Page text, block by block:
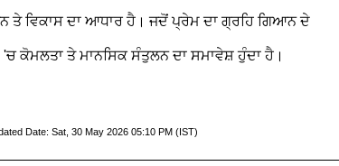
ਵਿਕਾਸ ਦਾ ਆਧਾਰ ਹੈ। ਜਦੋਂ ਪ੍ਰੇਮ ਦਾ ਗ੍ਰਹਿ ਗਿਆਨ ਦੇ
ਕੋਮਲਤਾ ਤੇ ਮਾਨਸਿਕ ਸੰਤੁਲਨ ਦਾ ਸਮਾਵੇਸ਼ ਹੁੰਦਾ ਹੈ।
Date: Sat, 30 May 2026 05:10 PM (IST)